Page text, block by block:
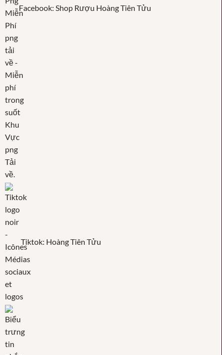
Facebook: Shop Rượu Hoàng Tiên Tửu
Tiktok: Hoàng Tiên Tửu